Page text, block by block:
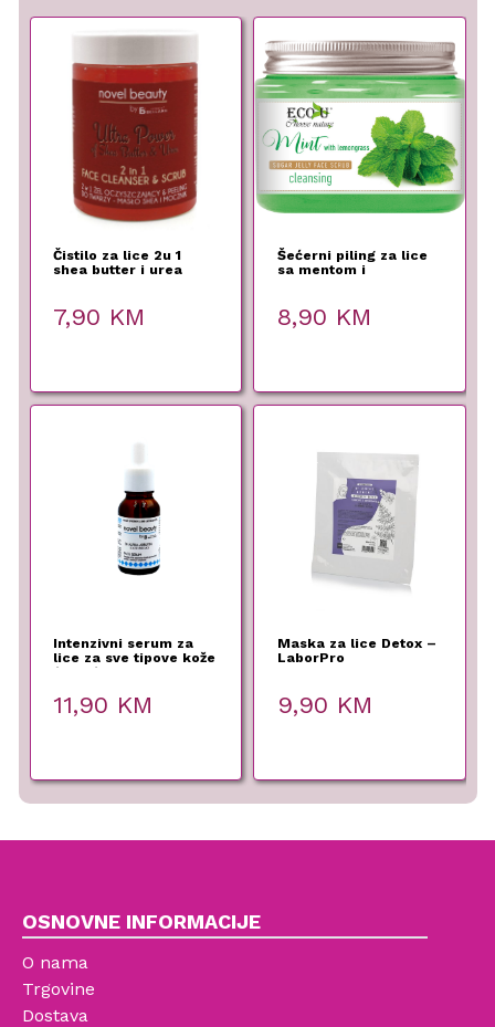
Čistilo za lice 2u 1
shea butter i urea
7,90 KM
Šećerni piling za lice
sa mentom i
8,90 KM
Intenzivni serum za
lice za sve tipove kože
(15 ml)
11,90 KM
Maska za lice Detox –
LaborPro
9,90 KM
OSNOVNE INFORMACIJE
O nama
Trgovine
Dostava